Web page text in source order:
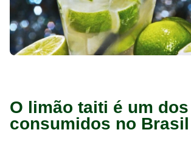
O limão taiti é um
consumidos no Brasil